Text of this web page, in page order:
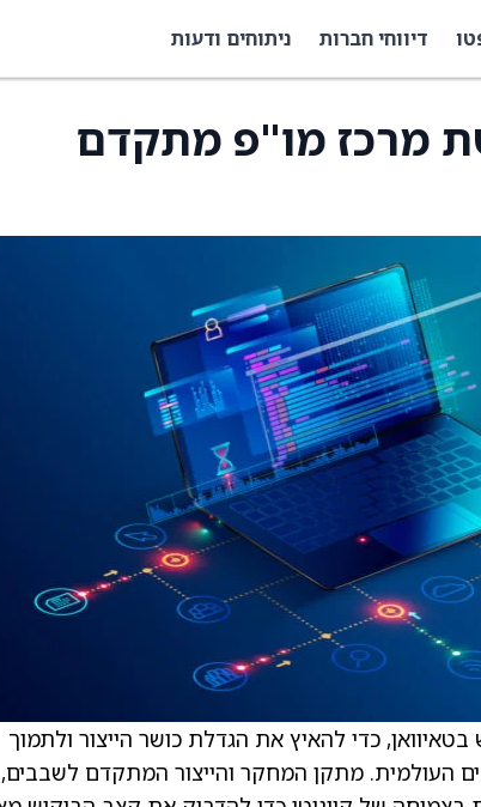
דיווחי חברות ניתוחים ודעות
מרכז מו"פ מתקדם
כדי להאיץ את הגדלת כושר הייצור ולתמוך
העולמית. מתקן המחקר והייצור המתקדם לשבבים,